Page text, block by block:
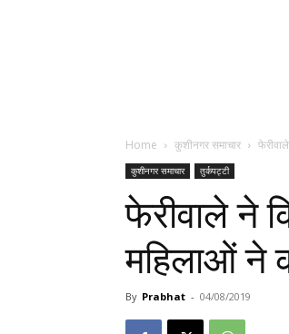
Home कुशीनगर समाचार
कुशीनगर समाचार तुर्कपट्टी
फेरीवाले ने
महिलाओं ने
By Prabhat - 04/08/2019